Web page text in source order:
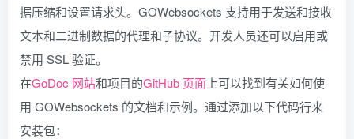
// send message
    msg :=
"new server message"
if err := wsutil.WriteServerText(conn, {message
}
        .......
据压缩和设置请求头。GOWebsockets 支持用于发送和接收
文本和二进制数据的代理和子协议。开发人员还可以启用或
禁用 SSL 验证。
在GoDoc 网站和项目的GitHub 页面 上可以找到有关如何使
用 GOWebsockets 的文档和示例。通过添加以下代码行来
安装包：